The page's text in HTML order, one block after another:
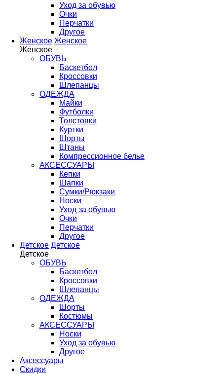
Уход за обувью
Очки
Перчатки
Другое
Женское Женское
Женское
ОБУВЬ
Баскетбол
Кроссовки
Шлепанцы
ОДЕЖДА
Майки
Футболки
Толстовки
Куртки
Шорты
Штаны
Компрессионное белье
АКСЕССУАРЫ
Кепки
Шапки
Сумки/Рюкзаки
Носки
Уход за обувью
Очки
Перчатки
Другое
Детское Детское
Детское
ОБУВЬ
Баскетбол
Кроссовки
Шлепанцы
ОДЕЖДА
Шорты
Костюмы
АКСЕССУАРЫ
Носки
Уход за обувью
Другое
Аксессуары
Скидки